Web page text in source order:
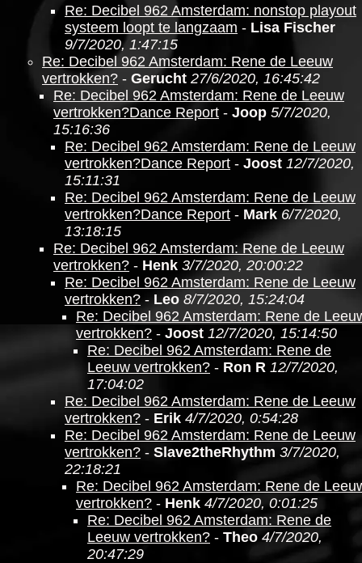
Re: Decibel 962 Amsterdam: nonstop playout
systeem loopt te langzaam - Lisa Fischer
9/7/2020, 1:47:15
Re: Decibel 962 Amsterdam: Rene de Leeuw
vertrokken? - Gerucht 27/6/2020, 16:45:42
Re: Decibel 962 Amsterdam: Rene de Leeuw
vertrokken?Dance Report - Joop 5/7/2020,
15:16:36
Re: Decibel 962 Amsterdam: Rene de Leeuw
vertrokken?Dance Report - Joost 12/7/2020,
15:11:31
Re: Decibel 962 Amsterdam: Rene de Leeuw
vertrokken?Dance Report - Mark 6/7/2020,
13:18:15
Re: Decibel 962 Amsterdam: Rene de Leeuw
vertrokken? - Henk 3/7/2020, 20:00:22
Re: Decibel 962 Amsterdam: Rene de Leeuw
vertrokken? - Leo 8/7/2020, 15:24:04
Re: Decibel 962 Amsterdam: Rene de
vertrokken? - Joost 12/7/2020, 15:14:50
Re: Decibel 962 Amsterdam: Rene de
Leeuw vertrokken? - Ron R 12/7/2020,
17:04:02
Re: Decibel 962 Amsterdam: Rene de Leeuw
vertrokken? - Erik 4/7/2020, 0:54:28
Re: Decibel 962 Amsterdam: Rene de Leeuw
vertrokken? - Slave2theRhythm 3/7/2020,
22:18:21
Re: Decibel 962 Amsterdam: Rene de
vertrokken? - Henk 4/7/2020, 0:01:25
Re: Decibel 962 Amsterdam: Rene de
Leeuw vertrokken? - Theo 4/7/2020,
20:47:29